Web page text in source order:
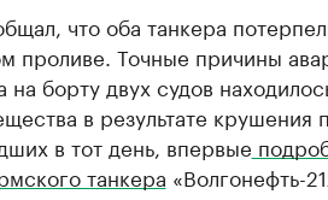
что оба танкера
проливе. Точные причины
борту двух судов
в результате крушения
в тот день, впервые
танкера «Волгонефть-